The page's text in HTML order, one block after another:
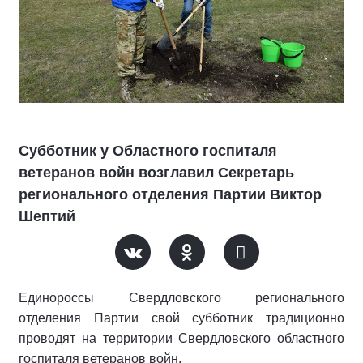
Субботник у Областного госпиталя
ветеранов войн возглавил Секретарь
регионального отделения Партии Виктор
Шептий
Единороссы Свердловского регионального
отделения Партии свой субботник традиционно
проводят на территории Свердловского областного
госпиталя ветеранов войн.